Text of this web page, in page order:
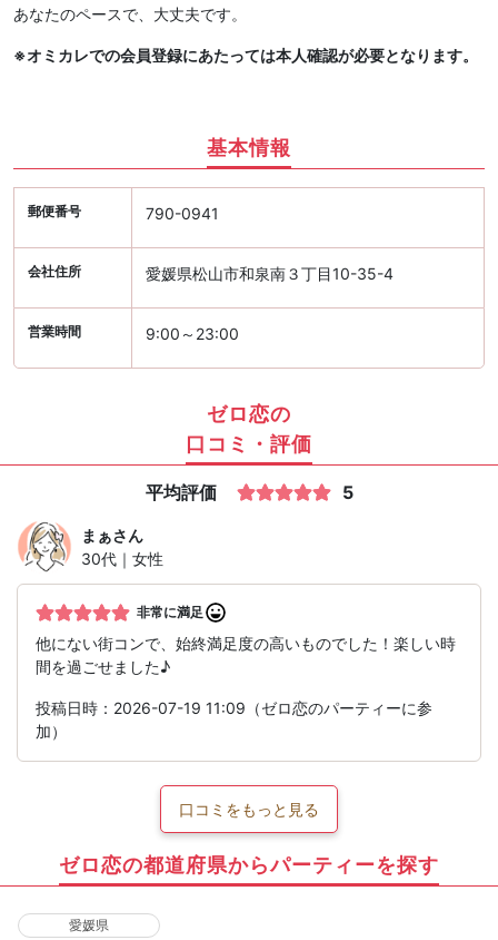
あなたのペースで、大丈夫です。
※オミカレでの会員登録にあたっては本人確認が必要となります。
基本情報
郵便番号 790-0941
会社住所 愛媛県松山市和泉南３丁目10-35-4
営業時間 9:00～23:00
ゼロ恋の
口コミ・評価
平均評価 5
まぁさん
30代｜女性
非常に満足
他にない街コンで、始終満足度の高いものでした！楽しい時
間を過ごせました♪
投稿日時：2026-07-19 11:09（ゼロ恋のパーティーに参
加）
口コミをもっと見る
ゼロ恋の都道府県からパーティーを探す
愛媛県